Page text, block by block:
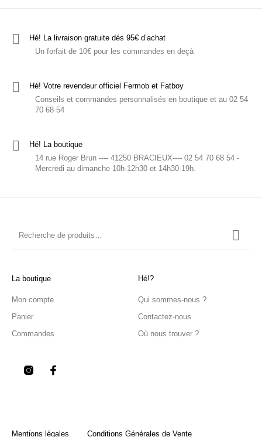
Hé! La livraison gratuite dés 95€ d’achat
Un forfait de 10€ pour les commandes en deçà
Hé! Votre revendeur officiel Fermob et Fatboy
Conseils et commandes personnalisés en boutique et au 02 54
70 68 54
Hé! La boutique
14 rue Roger Brun ---- 41250 BRACIEUX---- 02 54 70 68 54 -
Mercredi au dimanche 10h-12h30 et 14h30-19h.
La boutique
Mon compte
Panier
Commandes
Hé!?
Qui sommes-nous ?
Contactez-nous
Où nous trouver ?
Mentions légales Conditions Générales de Vente